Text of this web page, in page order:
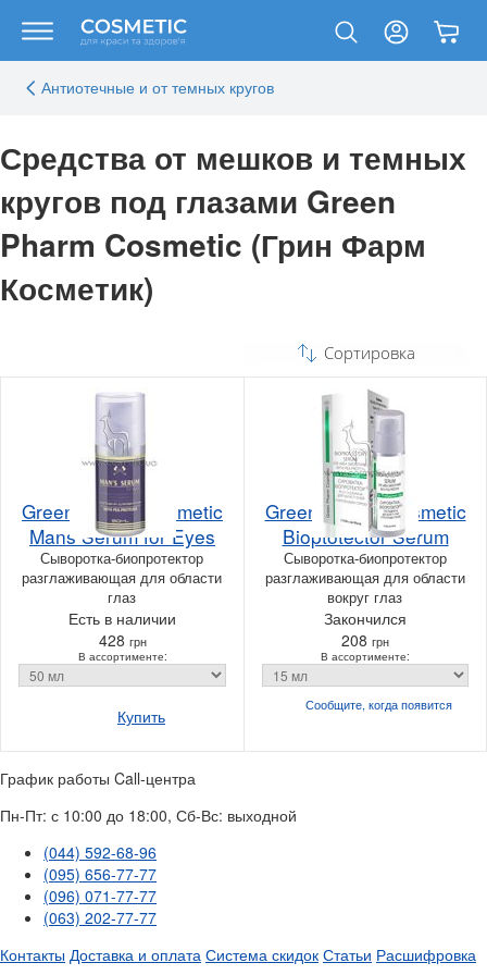
Антиотечные и от темных кругов
Средства от мешков и темных
кругов под глазами Green
Pharm Cosmetic (Грин Фарм
Косметик)
Сортировка
Green Pharm Cosmetic
Mans Serum for Eyes
Сыворотка-биопротектор
разглаживающая для области
глаз
Есть в наличии
428 грн
В ассортименте:
Купить
Green Pharm Cosmetic
Bioptotector Serum
Сыворотка-биопротектор
разглаживающая для области
вокруг глаз
Закончился
208 грн
В ассортименте:
Сообщите, когдапоявится
График работы Call-центра
Пн-Пт: с 10:00 до 18:00, Сб-Вс: выходной
(044) 592-68-96
(095) 656-77-77
(096) 071-77-77
(063) 202-77-77
Контакты Доставка и оплата Система скидок Статьи Расшифровка